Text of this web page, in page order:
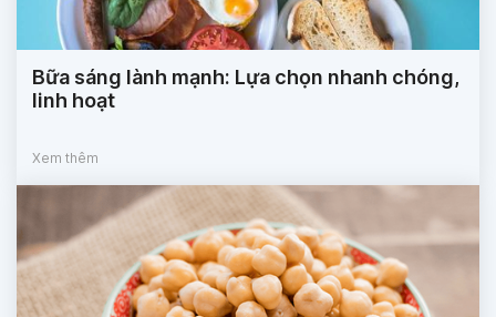
Bữa sáng lành mạnh: Lựa chọn nhanh chóng,
linh hoạt
Xem thêm